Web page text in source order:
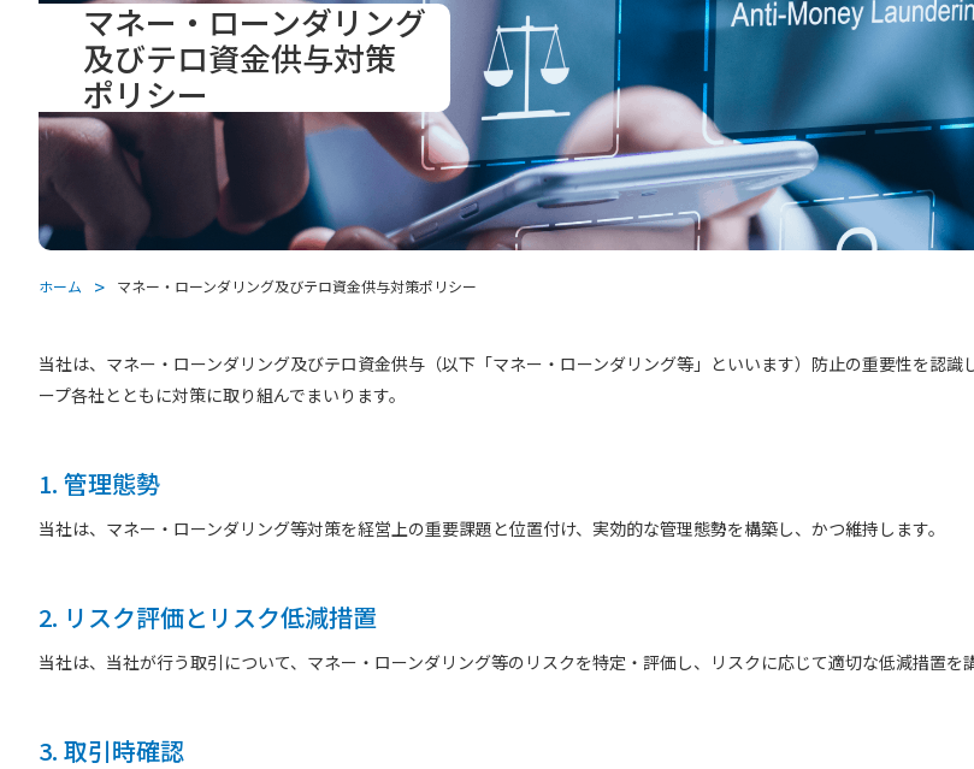
マネー・ローンダリング
及びテロ資金供与対策
ポリシー
ホーム マネー・ローンダリング及びテロ資金供与対策ポリシー
当社は、マネー・ローンダリング及びテロ資金供与（以下「マネー・ローンダリング等」といいます）防止の重要性を認
ープ各社とともに対策に取り組んでまいります。
1. 管理態勢
当社は、マネー・ローンダリング等対策を経営上の重要課題と位置付け、実効的な管理態勢を構築し、かつ維持します。
2. リスク評価とリスク低減措置
当社は、当社が行う取引について、マネー・ローンダリング等のリスクを特定・評価し、リスクに応じて適切な低減措置を
3. 取引時確認